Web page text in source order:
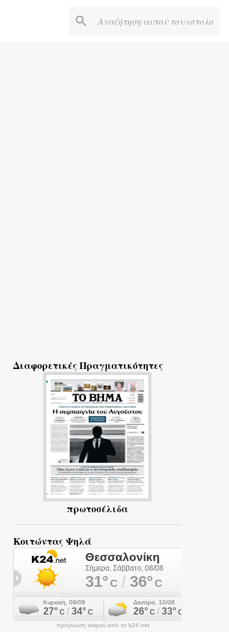
Διαφορετικές Πραγματικότητες
πρωτοσέλιδα
Κοιτώντας Ψηλά
πρόγνωση καιρού από το k24.net